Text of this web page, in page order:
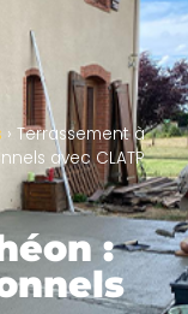
› Terrassement à
avec CLATP
: